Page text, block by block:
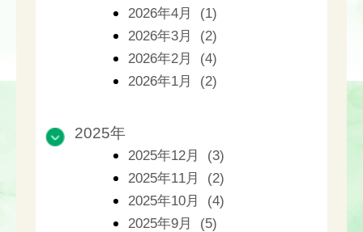
2026年4月 (1)
2026年3月 (2)
2026年2月 (4)
2026年1月 (2)
2025年
2025年12月 (3)
2025年11月 (2)
2025年10月 (4)
2025年9月 (5)